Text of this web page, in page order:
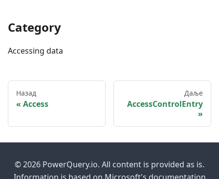
Category
Accessing data
Назад
Access
Даље
AccessControlEntry
© 2026 PowerQuery.io. All content is provided as is.